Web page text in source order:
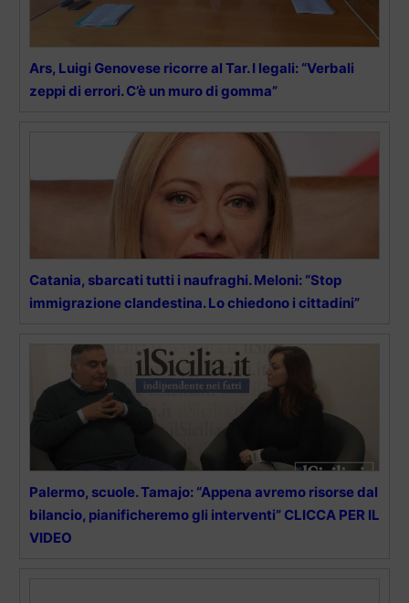
Ars, Luigi Genovese ricorre al Tar. I legali: “Verbali
zeppi di errori. C’è un muro di gomma”
Catania, sbarcati tutti i naufraghi. Meloni: “Stop
immigrazione clandestina. Lo chiedono i cittadini”
Palermo, scuole. Tamajo: “Appena avremo risorse dal
bilancio, pianificheremo gli interventi” CLICCA PER IL
VIDEO